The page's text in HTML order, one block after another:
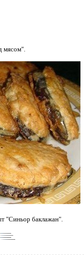
мясом".
"Синьор баклажан".